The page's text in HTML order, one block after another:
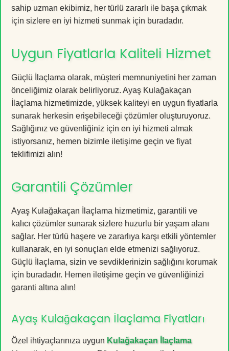
sahip uzman ekibimiz, her türlü zararlı ile başa çıkmak
için sizlere en iyi hizmeti sunmak için buradadır.
Uygun Fiyatlarla Kaliteli Hizmet
Güçlü İlaçlama olarak, müşteri memnuniyetini her zaman
önceliğimiz olarak belirliyoruz. Ayaş Kulağakaçan
İlaçlama hizmetimizde, yüksek kaliteyi en uygun fiyatlarla
sunarak herkesin erişebileceği çözümler oluşturuyoruz.
Sağlığınız ve güvenliğiniz için en iyi hizmeti almak
istiyorsanız, hemen bizimle iletişime geçin ve fiyat
teklifimizi alın!
Garantili Çözümler
Ayaş Kulağakaçan İlaçlama hizmetimiz, garantili ve
kalıcı çözümler sunarak sizlere huzurlu bir yaşam alanı
sağlar. Her türlü haşere ve zararlıya karşı etkili yöntemler
kullanarak, en iyi sonuçları elde etmenizi sağlıyoruz.
Güçlü İlaçlama, sizin ve sevdiklerinizin sağlığını korumak
için buradadır. Hemen iletişime geçin ve güvenliğinizi
garanti altına alın!
Ayaş Kulağakaçan İlaçlama Fiyatları
Özel ihtiyaçlarınıza uygun Kulağakaçan İlaçlama